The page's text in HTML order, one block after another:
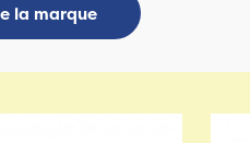
la marque